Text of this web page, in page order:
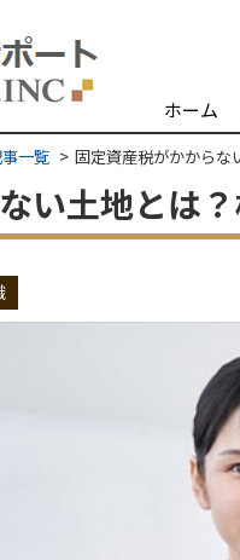
ホーム
一覧 固定資産税がかからな
い土地とは